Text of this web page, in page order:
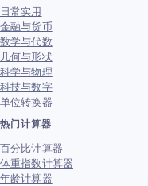
日常实用
金融与货币
数学与代数
几何与形状
科学与物理
科技与数字
单位转换器
热门计算器
百分比计算器
体重指数计算器
年龄计算器